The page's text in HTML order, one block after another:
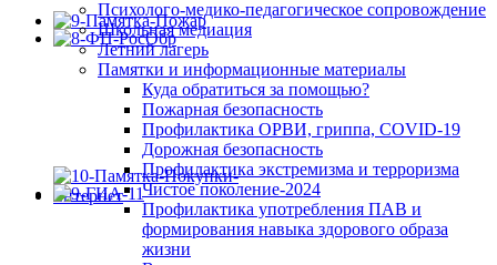
Психолого-медико-педагогическое сопровождение
Школьная медиация
Летний лагерь
Памятки и информационные материалы
Куда обратиться за помощью?
Пожарная безопасность
Профилактика ОРВИ, гриппа, COVID-19
Дорожная безопасность
Профилактика экстремизма и терроризма
Чистое поколение-2024
Профилактика употребления ПАВ и
формирования навыка здорового образа
жизни